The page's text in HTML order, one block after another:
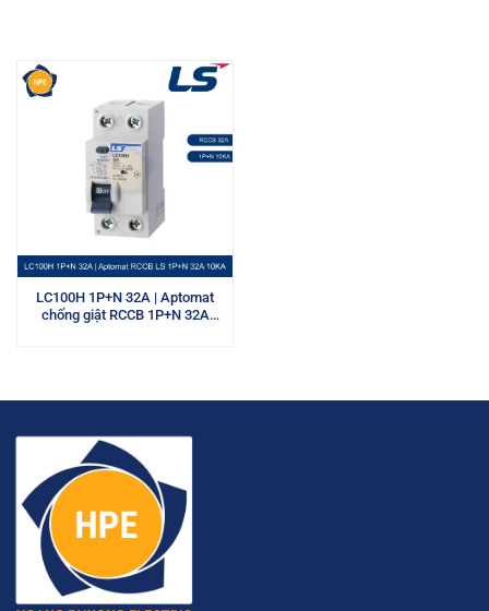
LC100H 1P+N 32A | Aptomat
chống giật RCCB 1P+N 32A